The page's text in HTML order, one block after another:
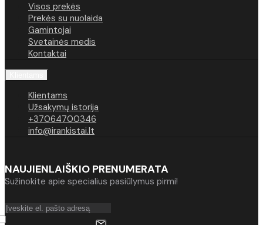
Visos prekės
Prekės su nuolaida
Gamintojai
Svetainės medis
Kontaktai
Klientams
Užsakymų istorija
+37064700346
info@irankistai.lt
NAUJIENLAIŠKIO PRENUMERATA
Sužinokite apie specialius pasiūlymus pirmi!